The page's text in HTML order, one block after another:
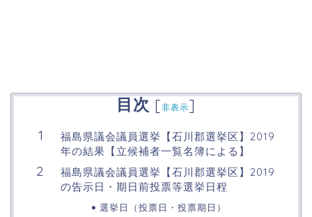
目次 [非表示]
福島県議会議員選挙【石川郡選挙区】2019
年の結果【立候補者一覧名簿による】
福島県議会議員選挙【石川郡選挙区】2019
の告示日・期日前投票等選挙日程
選挙日（投票日・投票期日）